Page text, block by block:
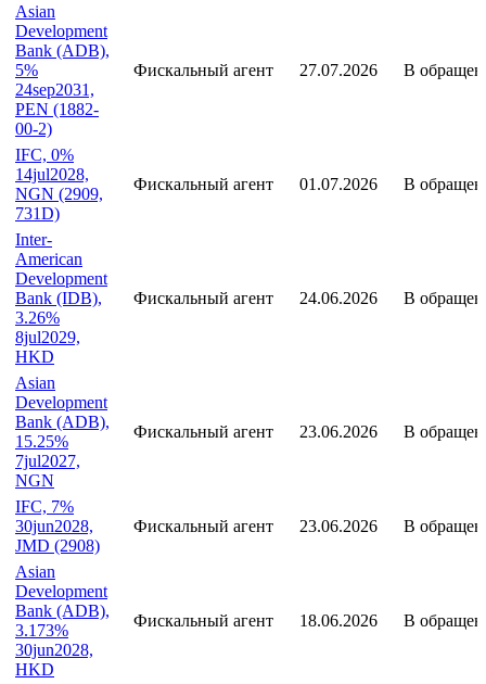
Asian
Development
Bank (ADB),
5%
24sep2031,
PEN (1882-
00-2)
Фискальный агент 27.07.2026 В
IFC, 0%
14jul2028,
NGN (2909,
731D)
Фискальный агент 01.07.2026 В
Inter-
American
Development
Bank (IDB),
3.26%
8jul2029,
HKD
Фискальный агент 24.06.2026 В
Asian
Development
Bank (ADB),
15.25%
7jul2027,
NGN
Фискальный агент 23.06.2026 В
IFC, 7%
30jun2028,
JMD (2908)
Фискальный агент 23.06.2026 В
Asian
Development
Bank (ADB),
3.173%
30jun2028,
HKD
Фискальный агент 18.06.2026 В